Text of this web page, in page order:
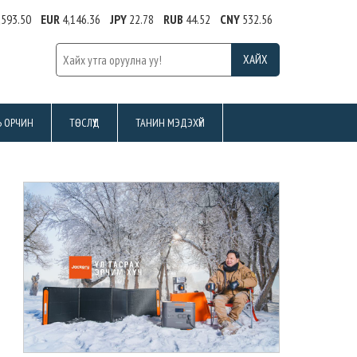
EUR4,146.36 JPY22.78 RUB 44.52 CNY532.56
ОРЧИН ТӨСЛҮҮД ТАНИН МЭДЭХҮЙ